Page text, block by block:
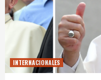
INTERNACIONALES